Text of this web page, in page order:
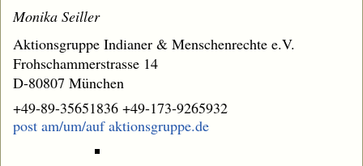
Monika Seiller
Aktionsgruppe Indianer & Menschenrechte e.V.
Frohschammerstrasse 14
D-80807 München
+49-89-35651836 +49-173-9265932
post am/um/auf aktionsgruppe.de